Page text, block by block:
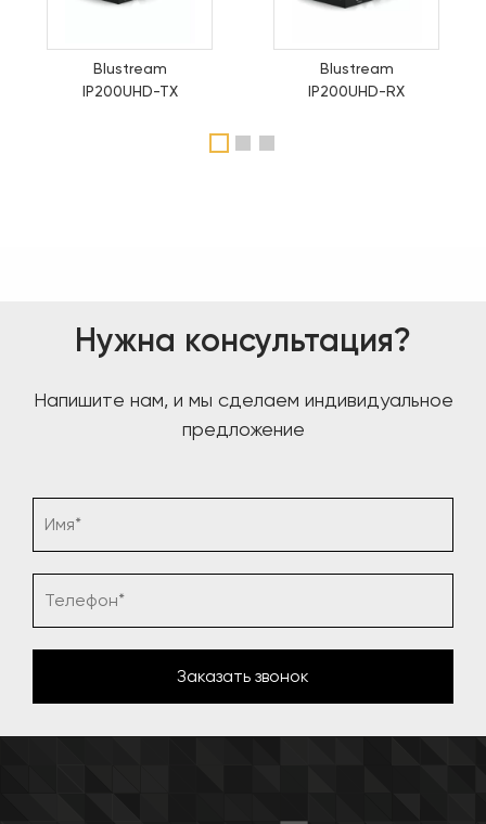
Blustream
IP200UHD-TX
Blustream
IP200UHD-RX
1 2 3
Нужна консультация?
Напишите нам, и мы сделаем индивидуальное
предложение